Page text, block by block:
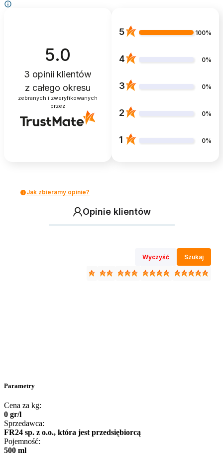
5.0
3 opinii klientów
z całego okresu
zebranych i zweryfikowanych
przez
5 100%
4 0%
3 0%
2 0%
1 0%
Jak zbieramy opinie?
Opinie klientów
Wyczyść Szukaj
Parametry
Cena za kg:
0 gr/l
Sprzedawca:
FR24 sp. z o.o., która jest przedsiębiorcą
Pojemność:
500 ml